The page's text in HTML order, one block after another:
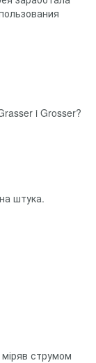
i Grosser?
штука.
струмом